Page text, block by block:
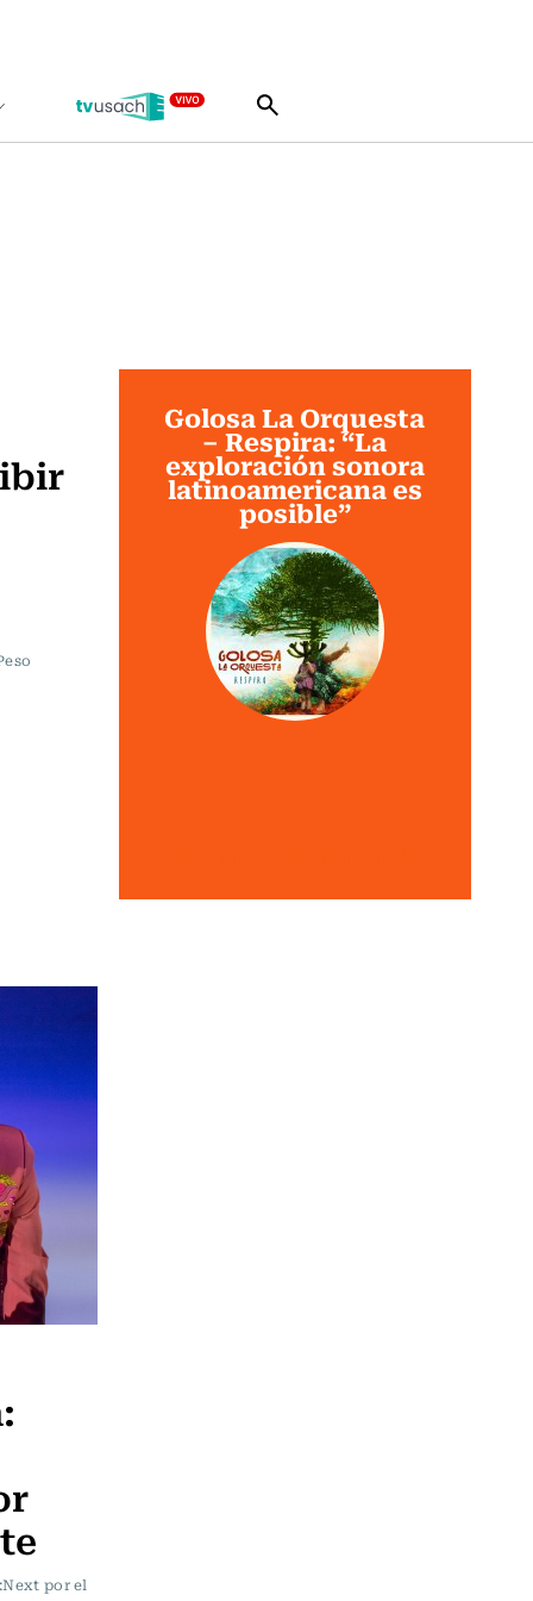
por el
Golosa La Orquesta
– Respira: “La
exploración sonora
latinoamericana es
posible”